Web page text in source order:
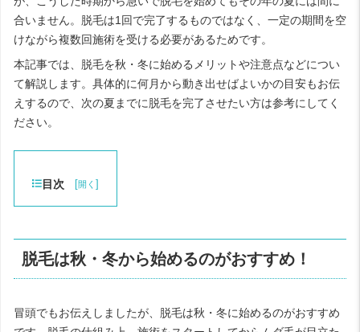
合いません。脱毛は1回で完了するものではなく、一定の期間を空
けながら複数回施術を受ける必要があるためです。
本記事では、脱毛を秋・冬に始めるメリットや注意点などについ
て解説します。具体的に何月から動き出せばよいかの目安もお伝
えするので、次の夏までに脱毛を完了させたい方は参考にしてく
ださい。
目次 [開く ]
脱毛は秋・冬から始めるのがおすすめ！
冒頭でもお伝えしましたが、脱毛は秋・冬に始めるのがおすすめ